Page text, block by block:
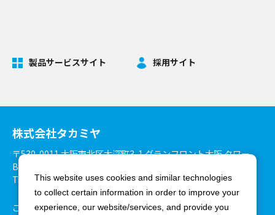
製品サービスサイト 採用サイト
株式会社タカミヤ
〒530-0011 大阪市北区大深町3-1 グランフロント大阪 タワー
B27階
TEL：06-6375-3900 FAX：06-6375-8825
ご利用環境について 個人情報保護方針
This website uses cookies and similar technologies
to collect certain information in order to improve your
experience, our website/services, and provide you